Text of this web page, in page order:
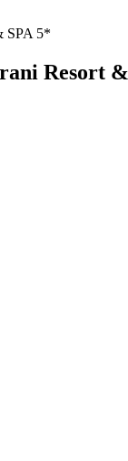
SPA 5*
Resort